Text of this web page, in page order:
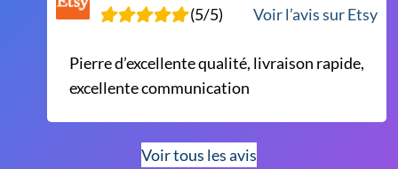
(5/5)
Voir l’avis sur Etsy
Pierre d’excellente qualité, livraison rapide,
excellente communication
Voir tous les avis